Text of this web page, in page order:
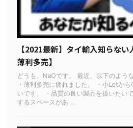
【2021最新】タイ輸入知らな
薄利多売】
どうも、NaOです。 最近、以下のよう
・薄利多売に疲れました。 ・小Lotか
いです。 ・品質の良い製品を扱いたい
するスペースがあ ...